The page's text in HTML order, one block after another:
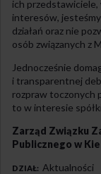
ich
interesów,
działań oraz nie
osób związanych z
Jednocześnie
i transparentnej
rozpraw toczonych
to w interesie
Zarząd Związku
Publicznego w
DZIAŁ Aktualności